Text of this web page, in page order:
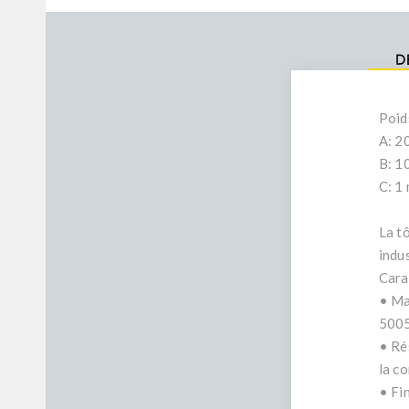
A:
B:
C: 1
La
•
•
la
•